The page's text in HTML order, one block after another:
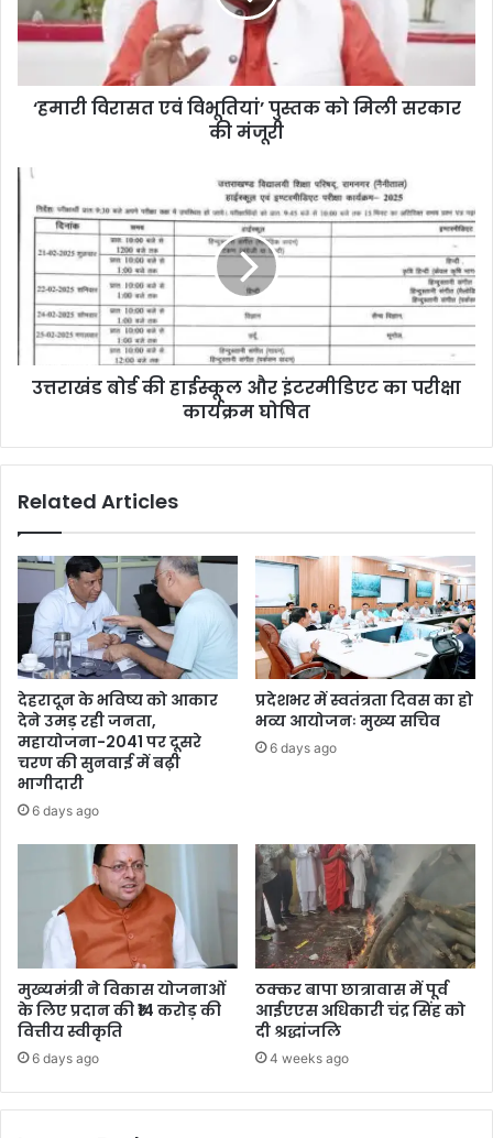
‘हमारी विरासत एवं विभूतियां’ पुस्तक को मिली सरकार
की मंजूरी
उत्तराखंड बोर्ड की हाईस्कूल और इंटरमीडिएट का परीक्षा
कार्यक्रम घोषित
Related Articles
देहरादून के भविष्य को आकार
देने उमड़ रही जनता,
महायोजना-2041 पर दूसरे
चरण की सुनवाई में बढ़ी
भागीदारी
6 days ago
प्रदेशभर में स्वतंत्रता दिवस का हो
भव्य आयोजनः मुख्य सचिव
6 days ago
मुख्यमंत्री ने विकास योजनाओं
के लिए प्रदान की ₹14 करोड़ की
वित्तीय स्वीकृति
6 days ago
ठक्कर बापा छात्रावास में पूर्व
आईएएस अधिकारी चंद्र सिंह को
दी श्रद्धांजलि
4 weeks ago